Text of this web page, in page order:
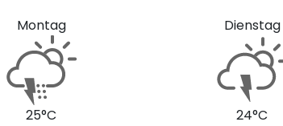
Montag
25°C
Dienstag
24°C